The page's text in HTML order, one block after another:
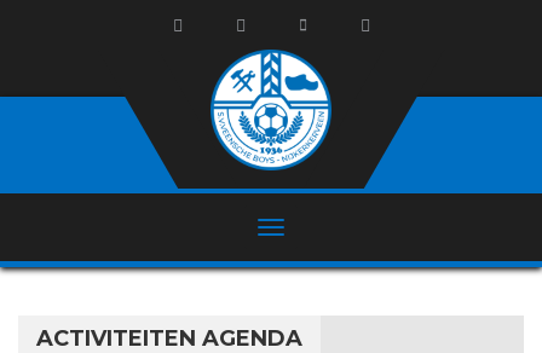
ACTIVITEITEN AGENDA